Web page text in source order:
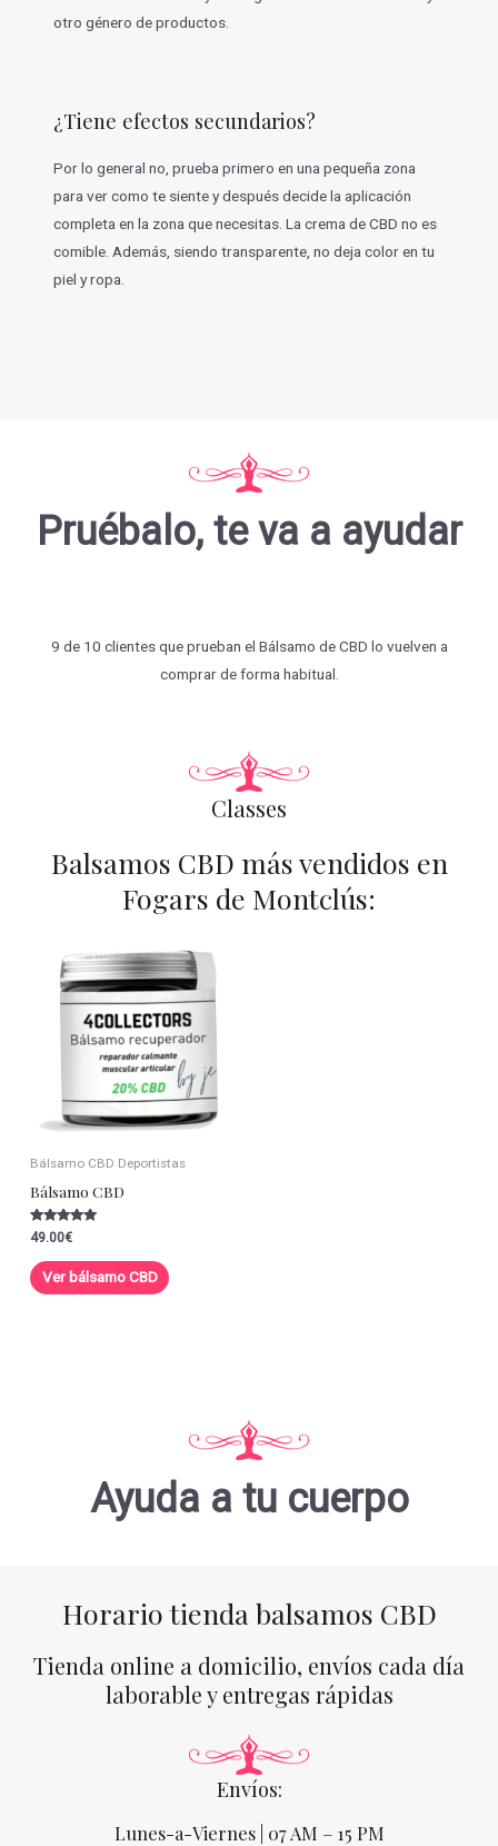
otro género de productos.
¿Tiene efectos secundarios?
Por lo general no, prueba primero en una pequeña zona
para ver como te siente y después decide la aplicación
completa en la zona que necesitas. La crema de CBD no es
comible. Además, siendo transparente, no deja color en tu
piel y ropa.
Pruébalo, te va a ayudar
9 de 10 clientes que prueban el Bálsamo de CBD lo vuelven a
comprar de forma habitual.
Classes
Balsamos CBD más vendidos en
Fogars de Montclús:
Bálsamo CBD Deportistas
Bálsamo CBD
Valorado con
5.00
de 5
49.00€
Ver bálsamo CBD
Ayuda a tu cuerpo
Horario tienda balsamos CBD
Tienda online a domicilio, envíos cada día
laborable y entregas rápidas
Envíos:
Lunes-a-Viernes | 07 AM – 15 PM